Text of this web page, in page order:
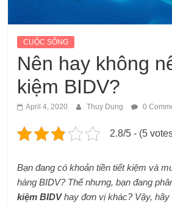
CUỘC SỐNG
Nên hay không
kiệm BIDV?
April 4, 2020 Thuy Dung 0
2.8/5 - (5
Bạn đang có khoản tiền tiết kiệm và
hàng BIDV? Thế nhưng, bạn đang
kiệm BIDVhay đơn vị khác? Vậy, hãy